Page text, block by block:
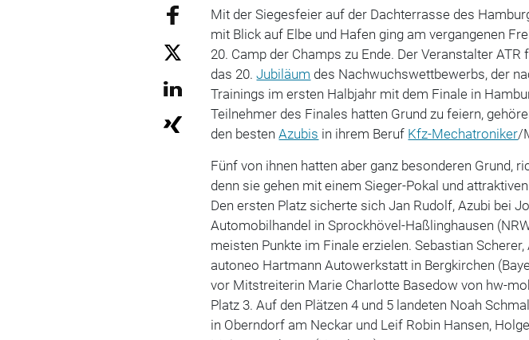
Mit der Siegesfeier auf der Dachterrasse des
mit Blick auf Elbe und Hafen ging am vergangenen
20. Camp der Champs zu Ende. Der Veranstalter
das 20.Jubiläum des Nachwuchswettbewerbs, der
Trainings im ersten Halbjahr mit dem Finale in
Teilnehmer des Finales hatten Grund zu feiern,
den bestenAzubis in ihrem Beruf Kfz-Mechatroniker/
Fünf von ihnen hatten aber ganz besonderen Grund,
denn sie gehen mit einem Sieger-Pokal und
Den ersten Platz sicherte sich Jan Rudolf, Azubi bei
Automobilhandel in Sprockhövel-Haßlinghausen
meisten Punkte im Finale erzielen. Sebastian Scherer,
autoneo Hartmann Autowerkstatt in Bergkirchen
vor Mitstreiterin Marie Charlotte Basedow von hw-
Platz 3. Auf den Plätzen 4 und 5 landeten Noah
in Oberndorf am Neckar und Leif Robin Hansen,